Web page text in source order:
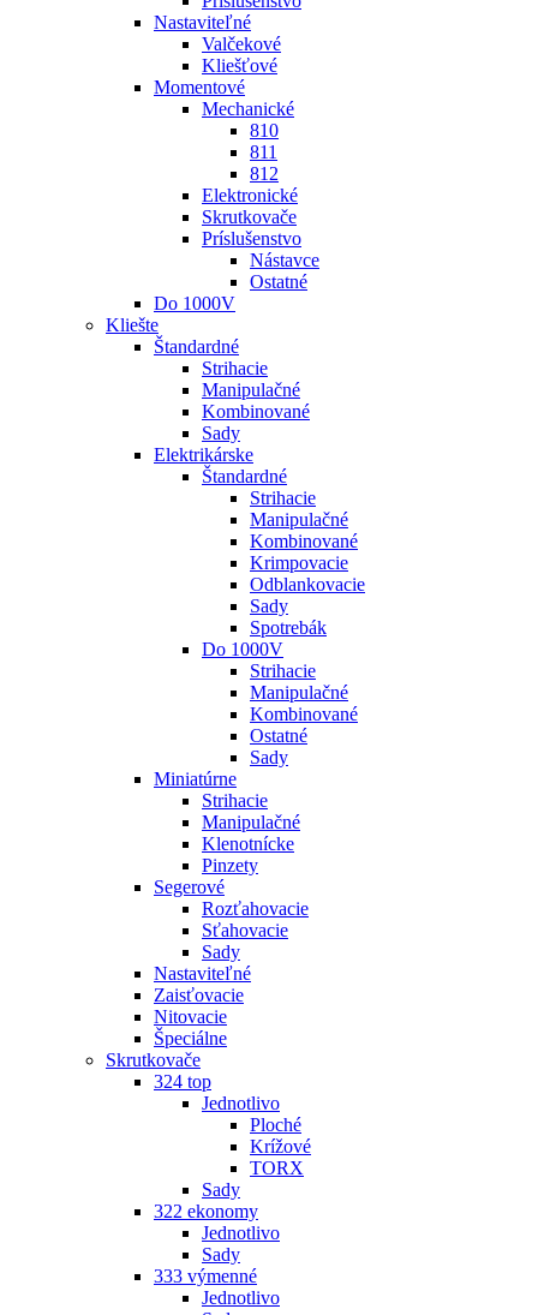
Nastaviteľné
Valčekové
Kliešťové
Momentové
Mechanické
810
811
812
Elektronické
Skrutkovače
Príslušenstvo
Nástavce
Ostatné
Do 1000V
Kliešte
Štandardné
Strihacie
Manipulačné
Kombinované
Sady
Elektrikárske
Štandardné
Strihacie
Manipulačné
Kombinované
Krimpovacie
Odblankovacie
Sady
Spotrebák
Do 1000V
Strihacie
Manipulačné
Kombinované
Ostatné
Sady
Miniatúrne
Strihacie
Manipulačné
Klenotnícke
Pinzety
Segerové
Rozťahovacie
Sťahovacie
Sady
Nastaviteľné
Zaisťovacie
Nitovacie
Špeciálne
Skrutkovače
324 top
Jednotlivo
Ploché
Krížové
TORX
Sady
322 ekonomy
Jednotlivo
Sady
333 výmenné
Jednotlivo